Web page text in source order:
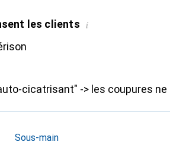
les clients i
cicatrisant" -> les coupures
Sous-main